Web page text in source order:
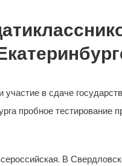
в сдаче
пробное
В